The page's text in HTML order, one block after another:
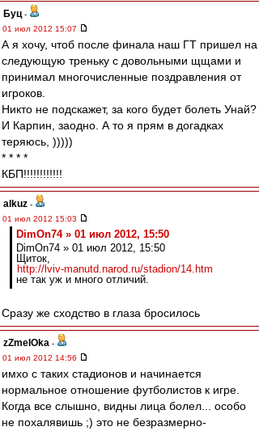
Буц -
01 июл 2012 15:07
А я хочу, чтоб после финала наш ГТ пришел на
следующую треньку с довольными щщами и
принимал многочисленные поздравления от
игроков.
Никто не подскажет, за кого будет болеть Унай?
И Карпин, заодно. А то я прям в догадках
теряюсь, )))))
* * * *
КБП!!!!!!!!!!!!
alkuz -
01 июл 2012 15:03
DimOn74 » 01 июл 2012, 15:50
DimOn74 » 01 июл 2012, 15:50
Щиток,
http://lviv-manutd.narod.ru/stadion/14.htm
не так уж и много отличий.
Сразу же сходство в глаза бросилось
zZmeIOka -
01 июл 2012 14:56
имхо с таких стадионов и начинается
нормальное отношение футболистов к игре.
Когда все слышно, видны лица болел... особо
не похалявишь ;) это не безразмерно-